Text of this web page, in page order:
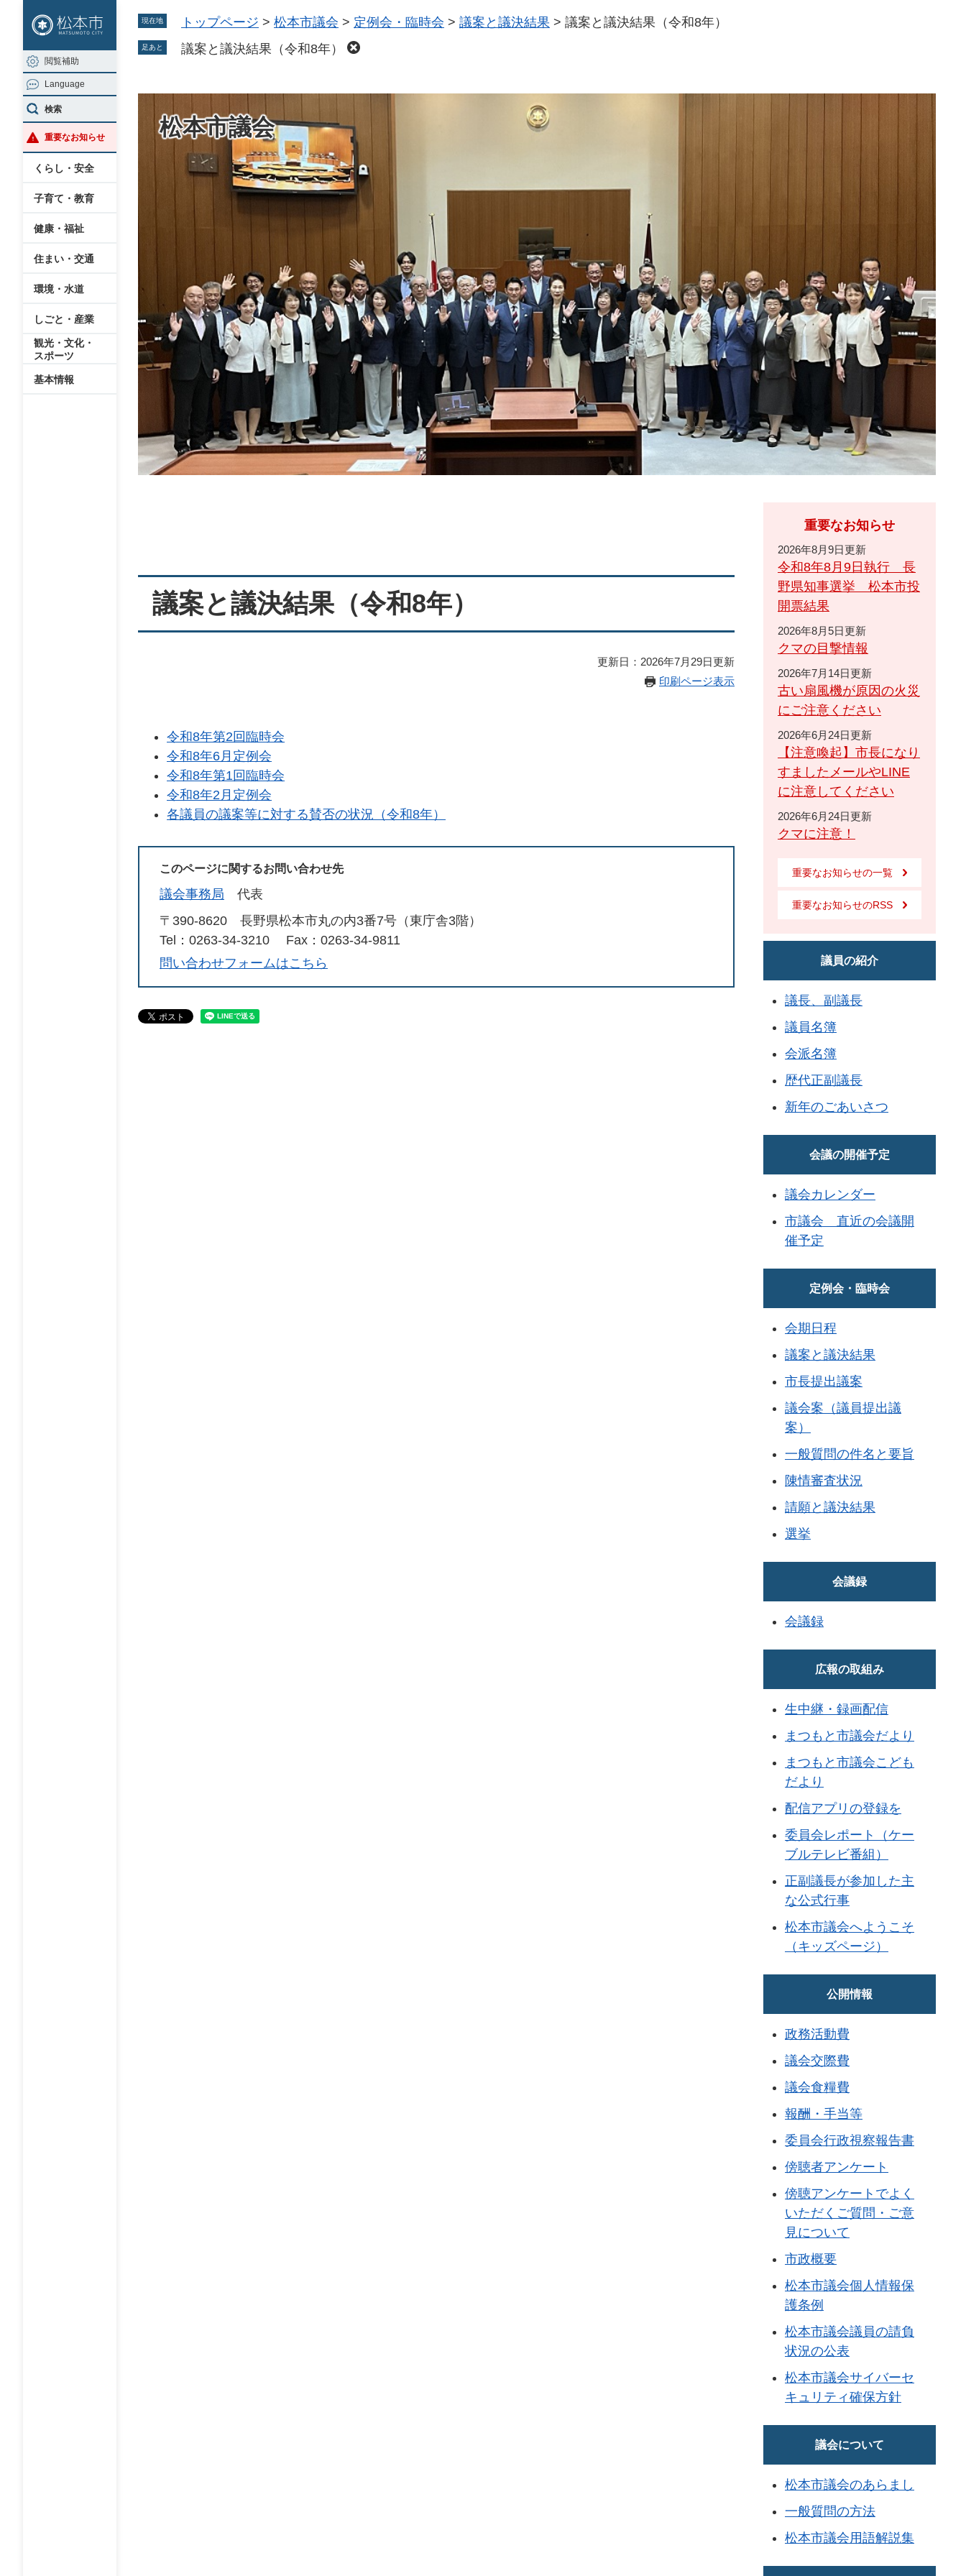
ジ
の
先
頭
で
す
ュ
ー
を
飛
ば
し
閲覧補助
Language
検索
重要なお知らせ
くらし・安全
子育て・教育
健康・福祉
住まい・交通
環境・水道
しごと・産業
観光・文化・
スポーツ
基本情報
現在地 トップページ > 松本市議会 > 定例会・臨時会 > 議案と議決結果 > 議案と議決結果（令和8年）
足あと 議案と議決結果（令和8年）
松本市議会
議案と議決結果（令和8年）
更新日：2026年7月29日更新
印刷ページ表示
令和8年第2回臨時会
令和8年6月定例会
令和8年第1回臨時会
令和8年2月定例会
各議員の議案等に対する賛否の状況（令和8年）
このページに関するお問い合わせ先
議会事務局
代表
〒390-8620 長野県松本市丸の内3番7号（東庁舎3階）
Tel：0263-34-3210
Fax：0263-34-9811
問い合わせフォームはこちら
重要なお知らせ
2026年8月9日更新
令和8年8月9日執行 長
野県知事選挙 松本市投
開票結果
2026年8月5日更新
クマの目撃情報
2026年7月14日更新
古い扇風機が原因の火災
にご注意ください
2026年6月24日更新
【注意喚起】市長になり
すましたメールやLINE
に注意してください
2026年6月24日更新
クマに注意！
重要なお知らせの一覧
重要なお知らせのRSS
議員の紹介
議長、副議長
議員名簿
会派名簿
歴代正副議長
新年のごあいさつ
会議の開催予定
議会カレンダー
市議会 直近の会議開
催予定
定例会・臨時会
会期日程
議案と議決結果
市長提出議案
議会案（議員提出議
案）
一般質問の件名と要旨
陳情審査状況
請願と議決結果
選挙
会議録
会議録
広報の取組み
生中継・録画配信
まつもと市議会だより
まつもと市議会こども
だより
配信アプリの登録を
委員会レポート（ケー
ブルテレビ番組）
正副議長が参加した主
な公式行事
松本市議会へようこそ
（キッズページ）
公開情報
政務活動費
議会交際費
議会食糧費
報酬・手当等
委員会行政視察報告書
傍聴者アンケート
傍聴アンケートでよく
いただくご質問・ご意
見について
市政概要
松本市議会個人情報保
護条例
松本市議会議員の請負
状況の公表
松本市議会サイバーセ
キュリティ確保方針
議会について
松本市議会のあらまし
一般質問の方法
松本市議会用語解説集